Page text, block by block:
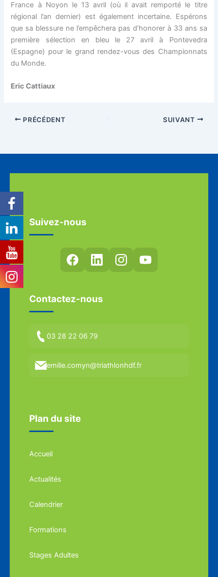
France à Noyon le 13 avril (où il avait remporté le titre
régional l’an dernier) est également incertaine. Espérons
que sa blessure ne l’empêchera pas d’honorer à 33 ans sa
première sélection en bleu le 27 avril à Pontevedra
(Espagne) pour le grand rendez-vous des Championnats
du Monde.
Eric Cattiaux
PRÉCÉDENT SUIVANT
Suivez-nous
Contactez-nous
03 28 22 06 79
emilie.comyn@triathlonhdf.fr
Plan du site
Accueil
Actualités
Calendrier
Formations
Stages Adultes